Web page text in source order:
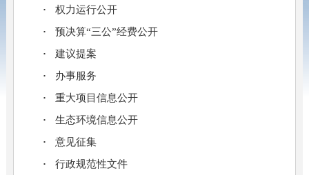
权力运行公开
预决算“三公”经费公开
建议提案
办事服务
重大项目信息公开
生态环境信息公开
意见征集
行政规范性文件